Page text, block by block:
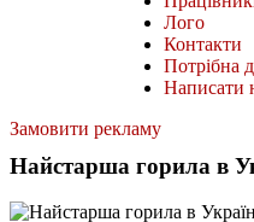
Лого
Контакти
Потрібна
Написати
Замовити рекламу
Найстарша горила в